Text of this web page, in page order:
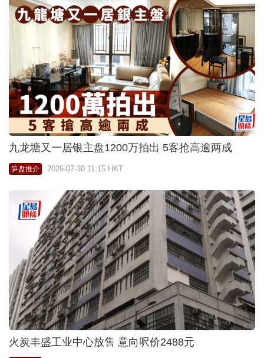
九龙塘又一居银主盘1200万拍出 5客抢高逾两成
笋盘推介 2026-07-30 11:15 HKT
火炭丰盛工业中心放售 意向呎价2488元